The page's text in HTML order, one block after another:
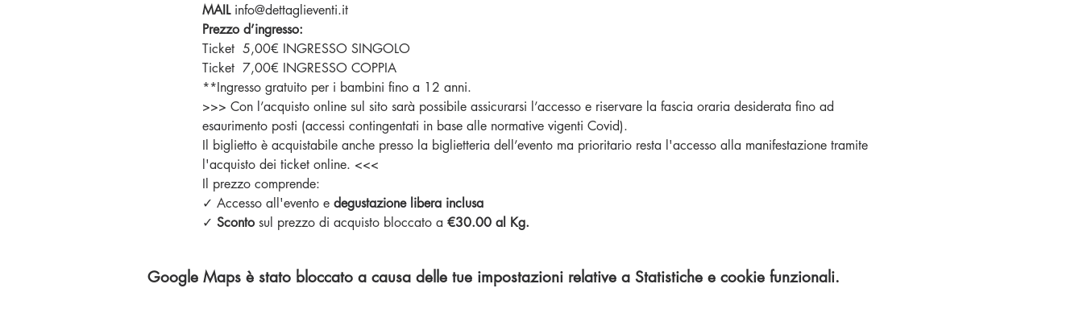
MAIL info@dettaglieventi.it
⁣Prezzo d’ingresso:
Ticket  5,00€ INGRESSO SINGOLO
Ticket  7,00€ INGRESSO COPPIA
**Ingresso gratuito per i bambini fino a 12 anni.
>>> Con l’acquisto online sul sito sarà possibile assicurarsi l’accesso e riservare la fascia oraria desiderata fino ad
esaurimento posti (accessi contingentati in base alle normative vigenti Covid).
Il biglietto è acquistabile anche presso la biglietteria dell’evento ma prioritario resta l'accesso alla manifestazione tramite
l'acquisto dei ticket online. <<<
Il prezzo comprende:
✓ Accesso all'evento e degustazione libera inclusa
✓ Sconto sul prezzo di acquisto bloccato a €30.00 al Kg.
Google Maps è stato bloccato a causa delle tue impostazioni relative a Statistiche e cookie funzionali.